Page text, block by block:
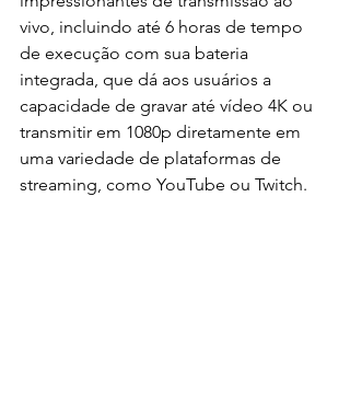
vivo, incluindo até 6 horas de tempo
de execução com sua bateria
integrada, que dá aos usuários a
capacidade de gravar até vídeo 4K ou
transmitir em 1080p diretamente em
uma variedade de plataformas de
streaming, como YouTube ou Twitch.